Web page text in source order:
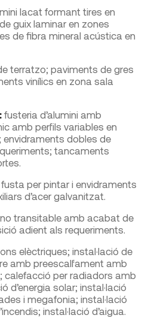
lacat formant tires en
guix laminar en zones
de fibra mineral acústica en
terratzo; paviments de gres
vinílics en zona sala
fusteria d’alumini amb
amb perfils variables en
envidraments dobles de
tancaments
fusta per pintar i envidraments
d’acer galvanitzat.
transitable amb acabat de
adient als requeriments.
elèctriques; instal·lació de
amb preescalfament amb
per radiadors amb
d’energia solar; instal·lació
i megafonia; instal·lació
instal·lació d’aigua.